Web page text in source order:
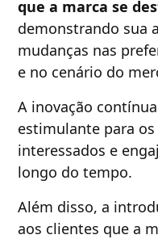
que a marca se
demonstrando sua
mudanças nas
e no cenário do
A inovação
estimulante para
interessados e
longo do tempo.
Além disso, a
aos clientes que a